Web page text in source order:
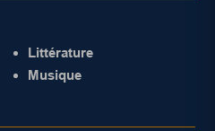
Littérature
Musique